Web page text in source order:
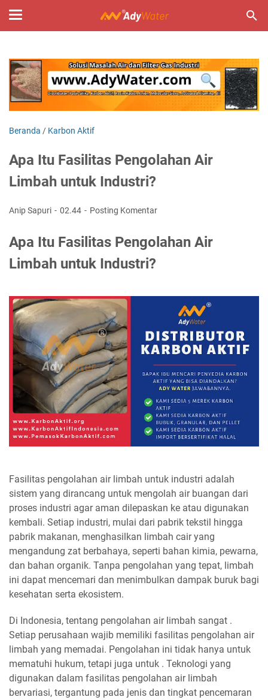
Beranda / Karbon Aktif
Apa Itu Fasilitas Pengolahan Air
Limbah untuk Industri?
Anip Sapuri 02.44 Posting Komentar
Apa Itu Fasilitas Pengolahan Air
Limbah untuk Industri?
Fasilitas pengolahan air limbah untuk industri adalah
sistem yang dirancang untuk mengolah air buangan dari
proses industri agar aman dilepaskan ke atau digunakan
kembali. Setiap industri, mulai dari pabrik tekstil hingga
pabrik makanan, menghasilkan limbah cair yang
mengandung zat berbahaya, seperti bahan kimia, pewarna,
dan bahan organik. Tanpa pengolahan yang tepat, limbah
ini dapat mencemari dan menimbulkan dampak buruk bagi
kesehatan serta ekosistem.
Di Indonesia, tentang pengolahan air limbah sangat .
Setiap perusahaan wajib memiliki fasilitas pengolahan air
limbah yang memadai. Pengolahan ini tidak hanya untuk
mematuhi hukum, tetapi juga untuk . Teknologi yang
digunakan dalam fasilitas pengolahan air limbah
bervariasi, tergantung pada jenis dan tingkat pencemaran